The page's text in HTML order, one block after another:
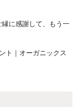
に感謝して、もう一
ト｜オーガニックス